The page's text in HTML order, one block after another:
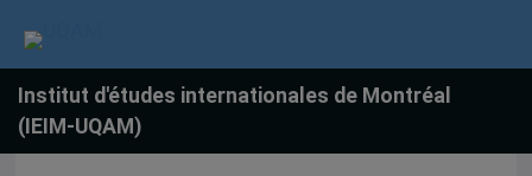
Institut d'études internationales de Montréal
(IEIM-UQAM)